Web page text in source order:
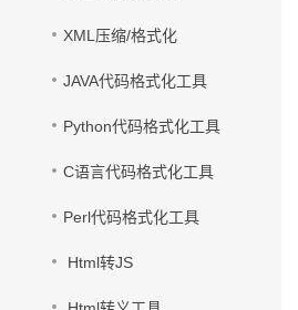
XML压缩/格式化
JAVA代码格式化工具
Python代码格式化工具
C语言代码格式化工具
Perl代码格式化工具
Html转JS